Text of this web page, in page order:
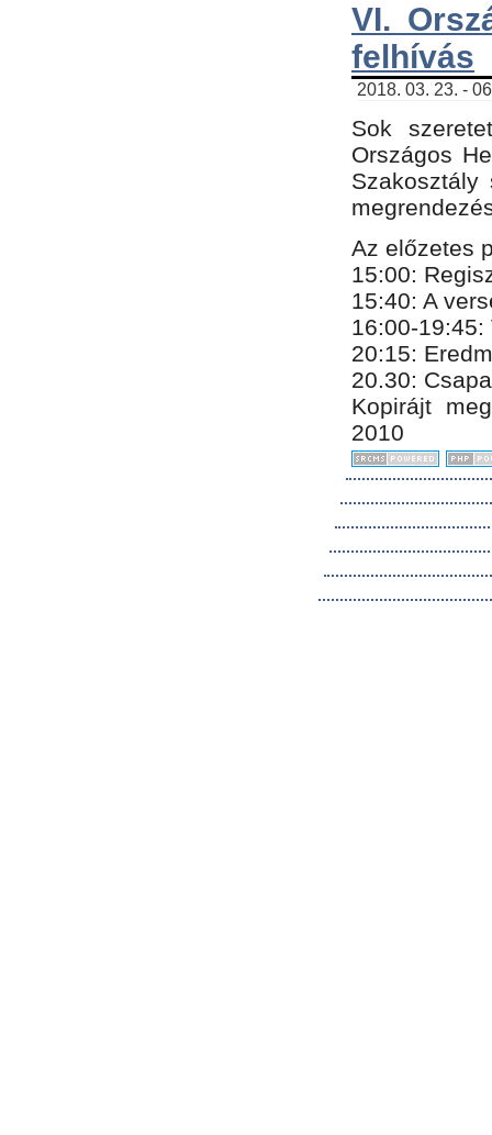
VI.
felhívás
2018. 03. 23. -
Sok
Országos
Az előzetes
15:00:
15:40: A
16:00-19:45:
20:​15​:
​20.30:
Kopirájt
2010